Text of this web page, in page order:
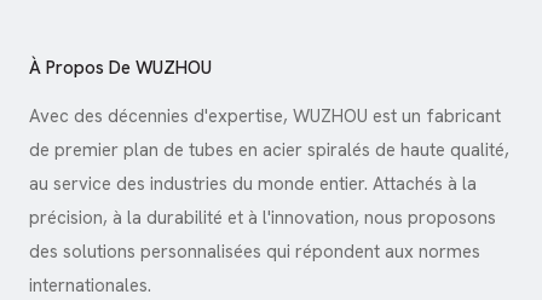
I
C
L
E
S
À Propos De WUZHOU
Avec des décennies d'expertise, WUZHOU est un fabricant
de premier plan de tubes en acier spiralés de haute qualité,
au service des industries du monde entier. Attachés à la
précision, à la durabilité et à l'innovation, nous proposons
des solutions personnalisées qui répondent aux normes
internationales.